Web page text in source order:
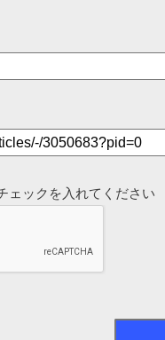
ェックを入れてください